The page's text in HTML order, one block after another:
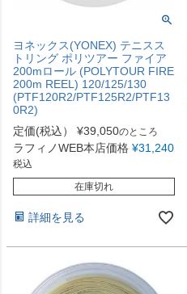
ヨネックス(YONEX) テニスス
トリング ポリツアー ファイア
200mロール (POLYTOUR FIRE
200m REEL) 120/125/130
(PTF120R2/PTF125R2/PTF13
0R2)
定価(税込）
¥39,050のところ
ラフィノWEB本店価格 ¥31,240
税込
在庫切れ
詳細を見る